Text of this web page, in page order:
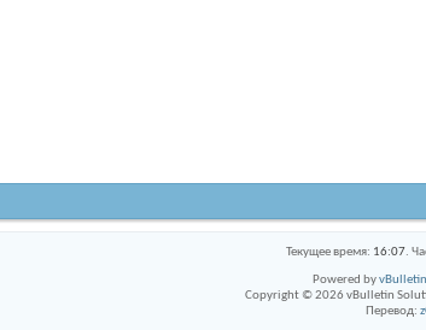
Текущее время: 16:07.
Powered by
Copyright © 2026 vBulletin
Перевод: